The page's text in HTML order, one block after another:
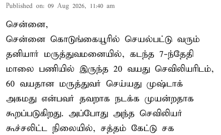
Published on: 09 Aug 2026, 11:40 am
சென்னை,
சென்னை கொடுங்கையூரில் செயல்பட்டு வரும்
தனியார் மருத்துவமனையில், கடந்த 7-ந்தேதி
மாலை பணியில் இருந்த 20 வயது செவிலியரிடம்,
60 வயதான மருத்துவர் செய்யது முஷ்டாக்
அகமது என்பவர் தவறாக நடக்க முயன்றதாக
கூறப்படுகிறது. அப்போது அந்த செவிலியர்
கூச்சலிட்ட நிலையில், சத்தம் கேட்டு சக